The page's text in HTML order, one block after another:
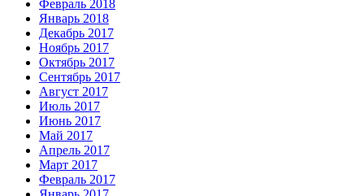
Февраль 2018
Январь 2018
Декабрь 2017
Ноябрь 2017
Октябрь 2017
Сентябрь 2017
Август 2017
Июль 2017
Июнь 2017
Май 2017
Апрель 2017
Март 2017
Февраль 2017